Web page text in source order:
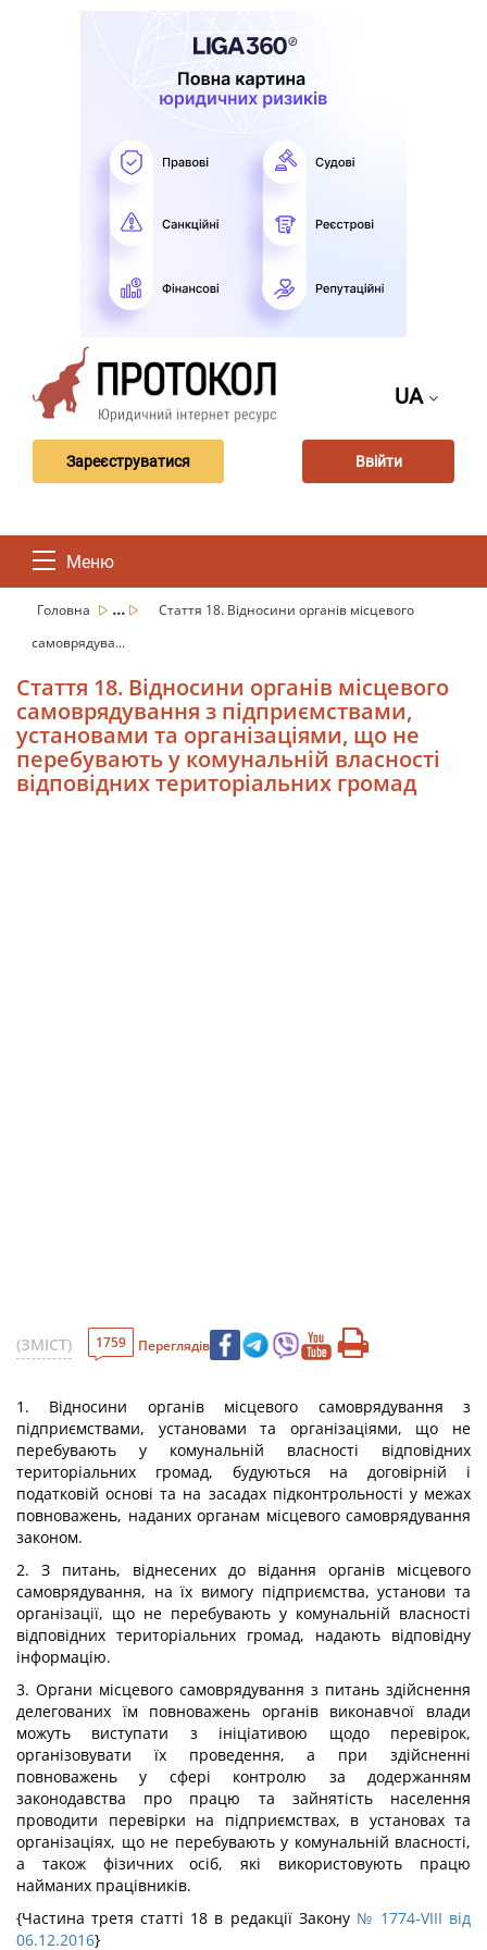
UA
Зареєструватися Ввійти
Меню
Головна ...
Стаття 18. Відносини органів місцевого
самоврядува...
Стаття 18. Відносини органів місцевого
самоврядування з підприємствами,
установами та організаціями, що не
перебувають у комунальній власності
відповідних територіальних громад
(ЗМІСТ) 1759 Переглядів
1. Відносини органів місцевого самоврядування з
підприємствами, установами та організаціями, що не
перебувають у комунальній власності відповідних
територіальних громад, будуються на договірній і
податковій основі та на засадах підконтрольності у межах
повноважень, наданих органам місцевого самоврядування
законом.
2. З питань, віднесених до відання органів місцевого
самоврядування, на їх вимогу підприємства, установи та
організації, що не перебувають у комунальній власності
відповідних територіальних громад, надають відповідну
інформацію.
3. Органи місцевого самоврядування з питань здійснення
делегованих їм повноважень органів виконавчої влади
можуть виступати з ініціативою щодо перевірок,
організовувати їх проведення, а при здійсненні
повноважень у сфері контролю за додержанням
законодавства про працю та зайнятість населення
проводити перевірки на підприємствах, в установах та
організаціях, що не перебувають у комунальній власності,
а також фізичних осіб, які використовують працю
найманих працівників.
{Частина третя статті 18 в редакції Закону № 1774-VIII від
06.12.2016}